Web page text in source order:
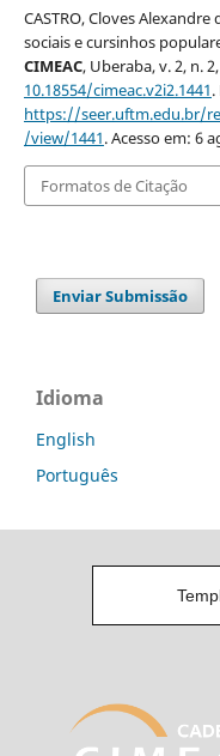
CASTRO, Cloves
sociais e cursinhos
CIMEAC, Uberaba, v. 2, n.
10.18554/cimeac.v2i2.1441
https://seer.uftm.edu.br/
/view/1441. Acesso em: 6
Formatos de Citação
Enviar Submissão
Idioma
English
Português